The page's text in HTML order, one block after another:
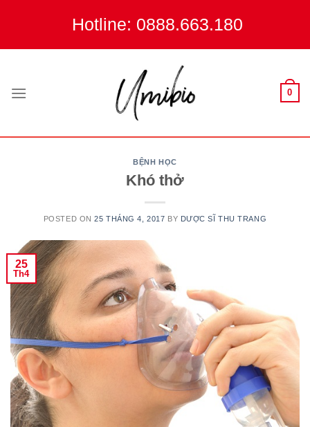
Hotline: 0888.663.180
0
BỆNH HỌC
Khó thở
POSTED ON25 THÁNG 4, 2017 BY DƯỢC SĨ THU TRANG
25
Th4